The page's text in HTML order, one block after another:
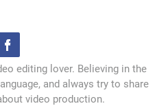
editing lover. Believing in the
and always try to share
video production.